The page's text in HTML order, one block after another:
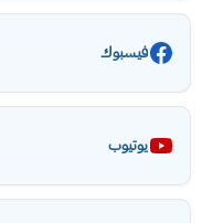
فيسبوك
يوتيوب